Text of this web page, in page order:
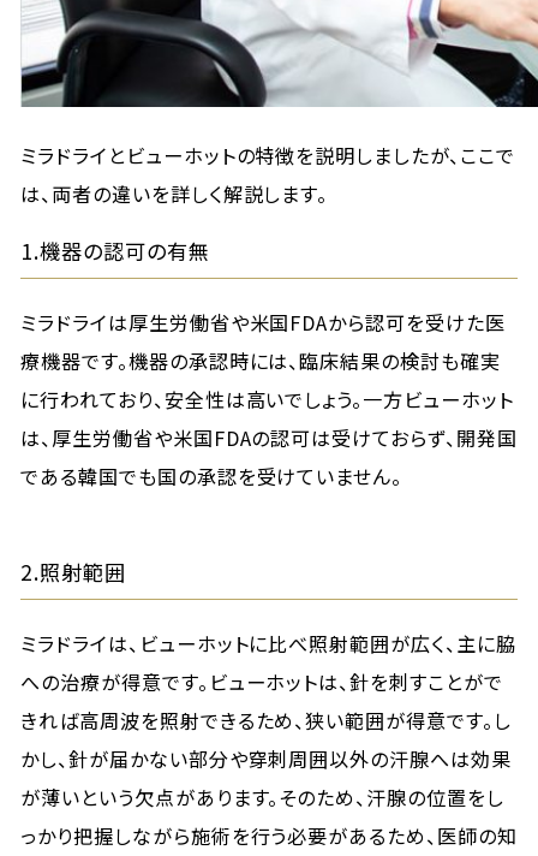
ミラドライとビューホットの特徴を説明しましたが、ここで
は、両者の違いを詳しく解説します。
1.機器の認可の有無
ミラドライは厚生労働省や米国FDAから認可を受けた医
療機器です。機器の承認時には、臨床結果の検討も確実
に行われており、安全性は高いでしょう。一方ビューホット
は、厚生労働省や米国FDAの認可は受けておらず、開発国
である韓国でも国の承認を受けていません。
2.照射範囲
ミラドライは、ビューホットに比べ照射範囲が広く、主に脇
への治療が得意です。ビューホットは、針を刺すことがで
きれば高周波を照射できるため、狭い範囲が得意です。し
かし、針が届かない部分や穿刺周囲以外の汗腺へは効果
が薄いという欠点があります。そのため、汗腺の位置をし
っかり把握しながら施術を行う必要があるため、医師の知